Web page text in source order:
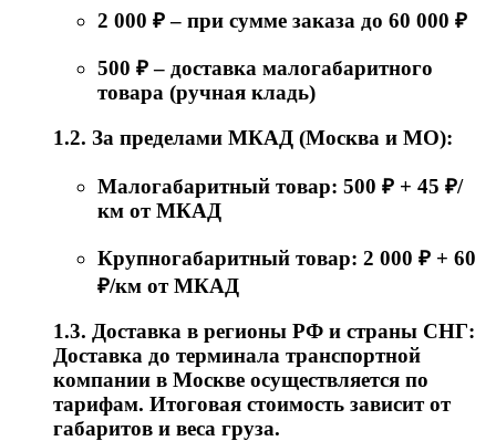
2 000 ₽ – при сумме заказа до 60 000 ₽
500 ₽ – доставка малогабаритного
товара (ручная кладь)
1.2. За пределами МКАД (Москва и МО):
Малогабаритный товар: 500 ₽ + 45 ₽/
км от МКАД
Крупногабаритный товар: 2 000 ₽ + 60
₽/км от МКАД
1.3. Доставка в регионы РФ и страны СНГ:
Доставка до терминала транспортной
компании в Москве осуществляется по
тарифам. Итоговая стоимость зависит от
габаритов и веса груза.